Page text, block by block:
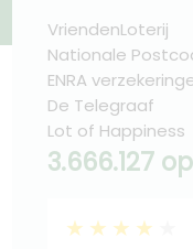
VriendenLoterij
Nationale
ENRA
De Telegraaf
Lot of Happiness
3.666.127
★★★★★